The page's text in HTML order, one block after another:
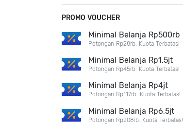
PROMO VOUCHER
Minimal Belanja Rp500rb
Potongan Rp28rb. Kuota Terbatas!
Minimal Belanja Rp1,5jt
Potongan Rp45rb. Kuota Terbatas!
Minimal Belanja Rp4jt
Potongan Rp117rb. Kuota Terbatas!
Minimal Belanja Rp6,5jt
Potongan Rp208rb. Kuota Terbatas!